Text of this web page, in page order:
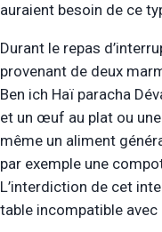
auraient besoin de ce
Durant le repas
provenant de deux
Ben ich Haï paracha
et un œuf au plat ou
même un aliment
par exemple une
L’interdiction de cet
table incompatible avec